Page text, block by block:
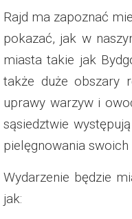
Rajd ma zapoznać
pokazać, jak w
miasta takie jak
także duże obszary
uprawy warzyw i
sąsiedztwie
pielęgnowania swoich
Wydarzenie będzie
jak: